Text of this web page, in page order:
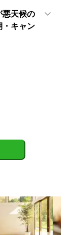
悪天候の
・キャン